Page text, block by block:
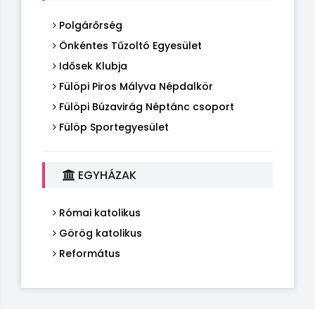
Polgárőrség
Önkéntes Tűzoltó Egyesület
Idősek Klubja
Fülöpi Piros Mályva Népdalkör
Fülöpi Búzavirág Néptánc csoport
Fülöp Sportegyesület
EGYHÁZAK
Római katolikus
Görög katolikus
Református